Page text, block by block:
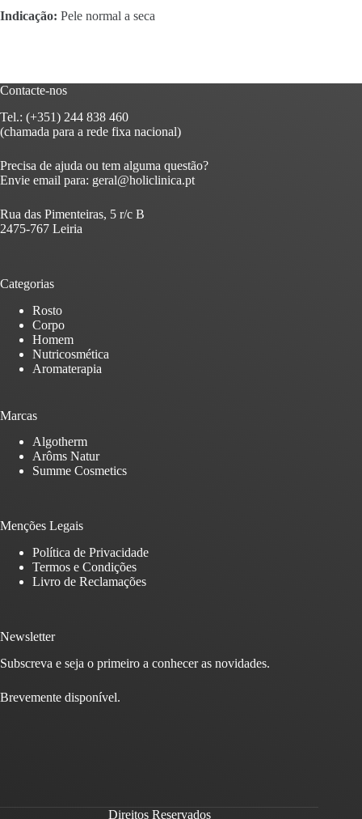
Indicação: Pele normal a seca
Contacte-nos
Tel.: (+351) 244 838 460
(chamada para a rede fixa nacional)
Precisa de ajuda ou tem alguma questão?
Envie email para: geral@holiclinica.pt
Rua das Pimenteiras, 5 r/c B
2475-767 Leiria
Categorias
Rosto
Corpo
Homem
Nutricosmética
Aromaterapia
Marcas
Algotherm
Arôms Natur
Summe Cosmetics
Menções Legais
Política de Privacidade
Termos e Condições
Livro de Reclamações
Newsletter
Subscreva e seja o primeiro a conhecer as novidades.
Brevemente disponível.
Direitos Reservados